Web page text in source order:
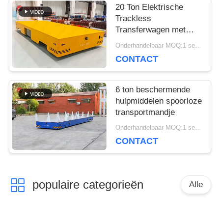
20 Ton Elektrische
Trackless
Transferwagen met
Magnetische Navigatie Onderhandelbaar MOQ:1 set/sets
CONTACT
6 ton beschermende
hulpmiddelen spoorloze
transportmandje
Onderhandelbaar MOQ:1 set/sets
CONTACT
populaire categorieën Alle